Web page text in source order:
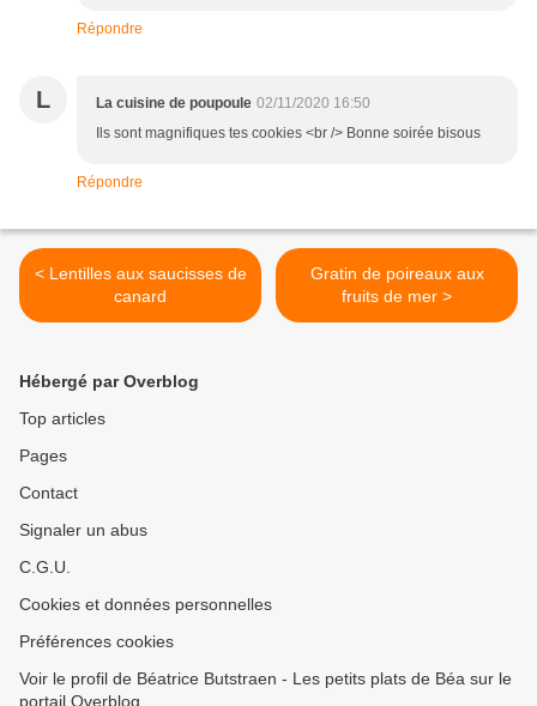
Répondre
L La cuisine de poupoule 02/11/2020 16:50
Ils sont magnifiques tes cookies <br /> Bonne soirée bisous
Répondre
< Lentilles aux saucisses de
canard
Gratin de poireaux aux
fruits de mer >
Hébergé par Overblog
Top articles
Pages
Contact
Signaler un abus
C.G.U.
Cookies et données personnelles
Préférences cookies
Voir le profil de Béatrice Butstraen - Les petits plats de Béa sur le
portail Overblog